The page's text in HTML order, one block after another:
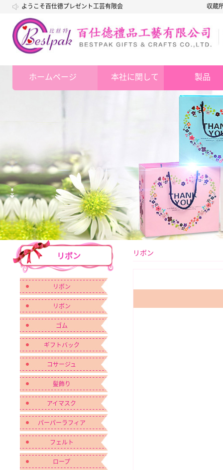
ようこそ百仕德プレゼント工芸有限会
収蔵
ホームページ 本社に関して 製品
リボン
リボン
リボン
ゴム
ギフトバック
コサージュ
髪飾り
アイマスク
パーパーラフィア
フェルト
ロープ
リボン